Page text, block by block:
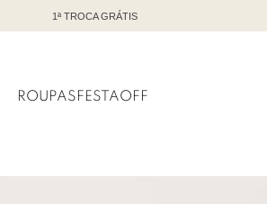
TODO OFF COM ATÉ 60% DE DESCONTO
ROUPASFESTAOFF